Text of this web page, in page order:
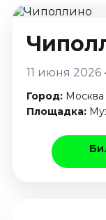
Сентябрь 2026
Ноябрь 2026
Театр
Август 2026
Сентябрь 2026
Октябрь 2026
11 июня 2026
Город: Москва
Площадка: